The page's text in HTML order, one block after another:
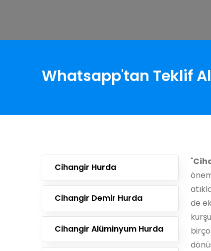
Whatsapp'tan Teklif Al
Cihangir Hurda
Cihangir Demir Hurda
Cihangir Alüminyum Hurda
"
de